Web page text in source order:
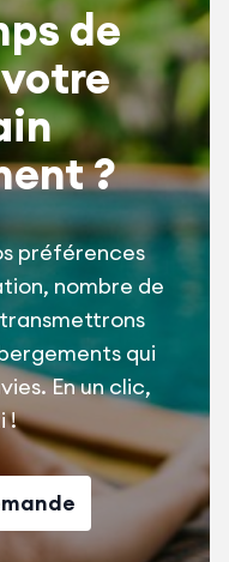
de
?
préférences
nombre de
qui
En un clic,
!